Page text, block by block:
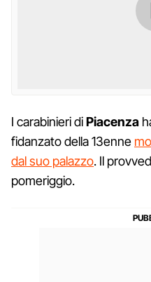
I carabinieri diPiacenza
fidanzato della 13enne
dal suo palazzo. Il
pomeriggio.